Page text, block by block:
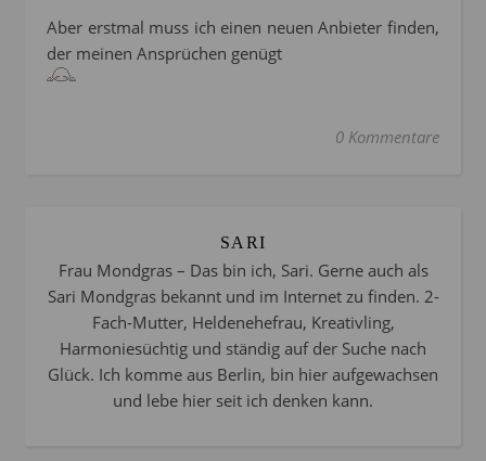
Aber erstmal muss ich einen neuen Anbieter finden,
der meinen Ansprüchen genügt
0 Kommentare
SARI
Frau Mondgras – Das bin ich, Sari. Gerne auch als
Sari Mondgras bekannt und im Internet zu finden. 2-
Fach-Mutter, Heldenehefrau, Kreativling,
Harmoniesüchtig und ständig auf der Suche nach
Glück. Ich komme aus Berlin, bin hier aufgewachsen
und lebe hier seit ich denken kann.